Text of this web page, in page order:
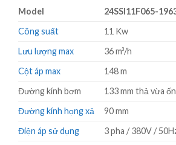
Model
24SSI11F065-
Công suất
11 Kw
Lưu lượng max
36 m³/h
Cột áp max
148 m
Đường kính bơm
133 mm thả vừa
Đường kính họng xả
90 mm
Điện áp sử dụng
3 pha / 380V /